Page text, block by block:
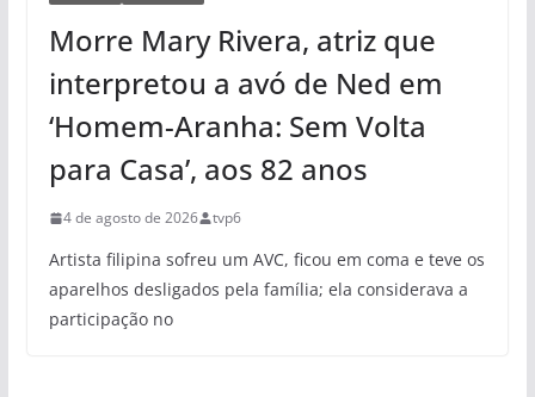
Morre Mary Rivera, atriz que
interpretou a avó de Ned em
‘Homem-Aranha: Sem Volta
para Casa’, aos 82 anos
4 de agosto de 2026 tvp6
Artista filipina sofreu um AVC, ficou em coma e teve os
aparelhos desligados pela família; ela considerava a
participação no